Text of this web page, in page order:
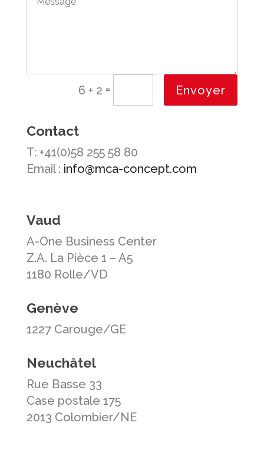
6 + 2 = Envoyer
Contact
T: +41(0)58 255 58 80
Email : info@mca-concept.com
Vaud
A-One Business Center
Z.A. La Pièce 1 – A5
1180 Rolle/VD
Genève
1227 Carouge/GE
Neuchâtel
Rue Basse 33
Case postale 175
2013 Colombier/NE